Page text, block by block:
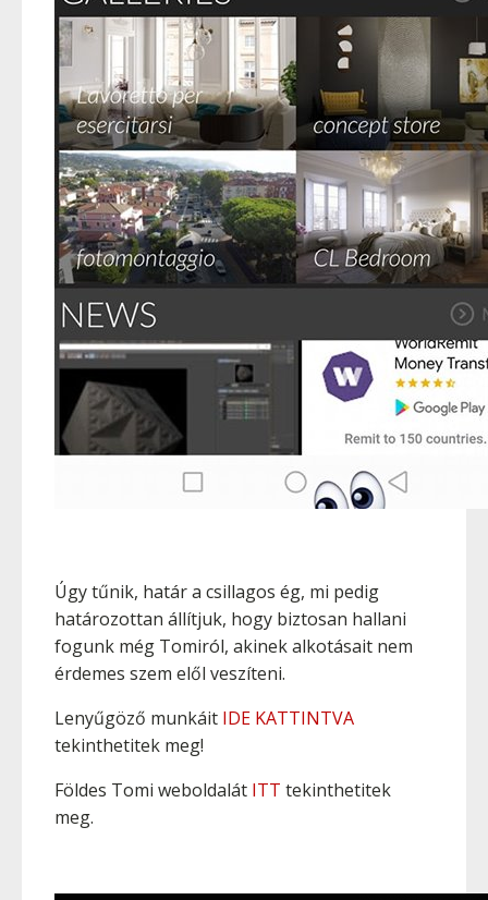
Úgy tűnik, határ a csillagos ég, mi pedig
határozottan állítjuk, hogy biztosan hallani
fogunk még Tomiról, akinek alkotásait nem
érdemes szem elől veszíteni.
Lenyűgöző munkáit IDE KATTINTVA
tekinthetitek meg!
Földes Tomi weboldalát ITT tekinthetitek
meg.